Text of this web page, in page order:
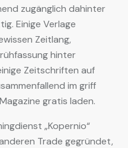
zugänglich dahinter
Einige Verlage
Zeitlang,
hinter
Zeitschriften auf
im griff
gratis laden.
„Kopernio“
Trade gegründet,